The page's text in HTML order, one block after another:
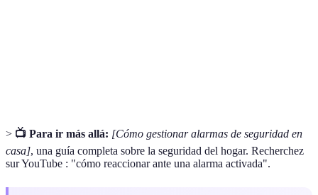
> 📺 Para ir más allá: [Cómo gestionar alarmas de seguridad en
casa], una guía completa sobre la seguridad del hogar. Recherchez
sur YouTube : "cómo reaccionar ante una alarma activada".